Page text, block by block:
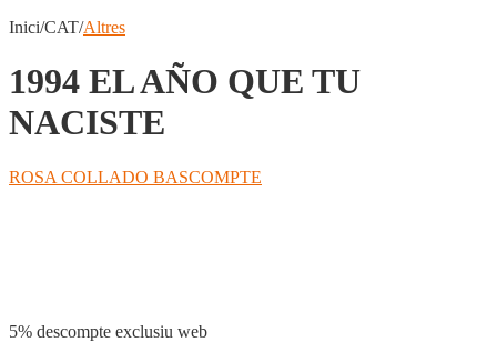
Inici/CAT/Altres
1994 EL AÑO QUE TU
NACISTE
ROSA COLLADO BASCOMPTE
5% descompte exclusiu web